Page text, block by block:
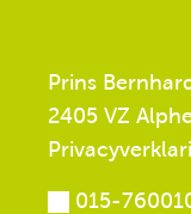
Prins
2405 VZ
015-